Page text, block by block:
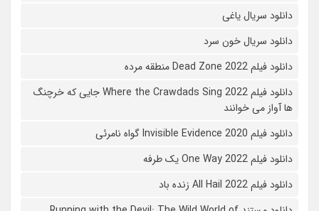
دانلود سریال یاغی
دانلود سریال خون سرد
دانلود فیلم 2022 Dead Zone منطقه مرده
دانلود فیلم Where the Crawdads Sing 2022 جایی که خرچنگ
ها آواز می خوانند
دانلود فیلم 2020 Invisible Evidence گواه نامرئی
دانلود فیلم One Way 2022 یک طرفه
دانلود فیلم All Hail 2022 زنده باد